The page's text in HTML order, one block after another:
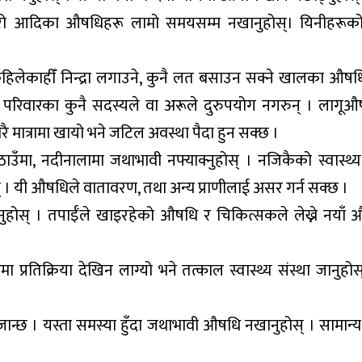
आदिका औषधिहरू लामो समयसम्म नखानुहोस्।
निन्द्रा लगाउने, कुनै लत बसाउन सक्ने खालका
कुनै सदस्यले वा अरूले दुरुपयोग नगरुन् ।
खायो भने जटिल अवस्था पैदा हुन सक्छ ।
नदीनालामा जथाभावी नफ्याक्नुहोस् । नजिकैको
यी औषधिले वातावरण, तथा अन्य प्राणीलाई असर गर्न सक्छ ।
। तपाईँले खाइरहेको औषधि र चिकित्सकले लेख्ने नयाँ
देखिन लाग्यो भने तत्काल स्वास्थ्य संस्था
। यस्ता समस्या हुँदा जथाभावी औषधि नखानुहोस् ।